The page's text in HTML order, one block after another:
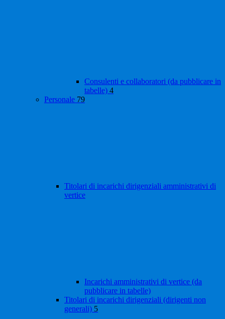
Consulenti e collaboratori (da pubblicare in
tabelle) 4
Personale 79
Titolari di incarichi dirigenziali amministrativi di
vertice
Incarichi amministrativi di vertice (da
pubblicare in tabelle)
Titolari di incarichi dirigenziali (dirigenti non
generali) 5